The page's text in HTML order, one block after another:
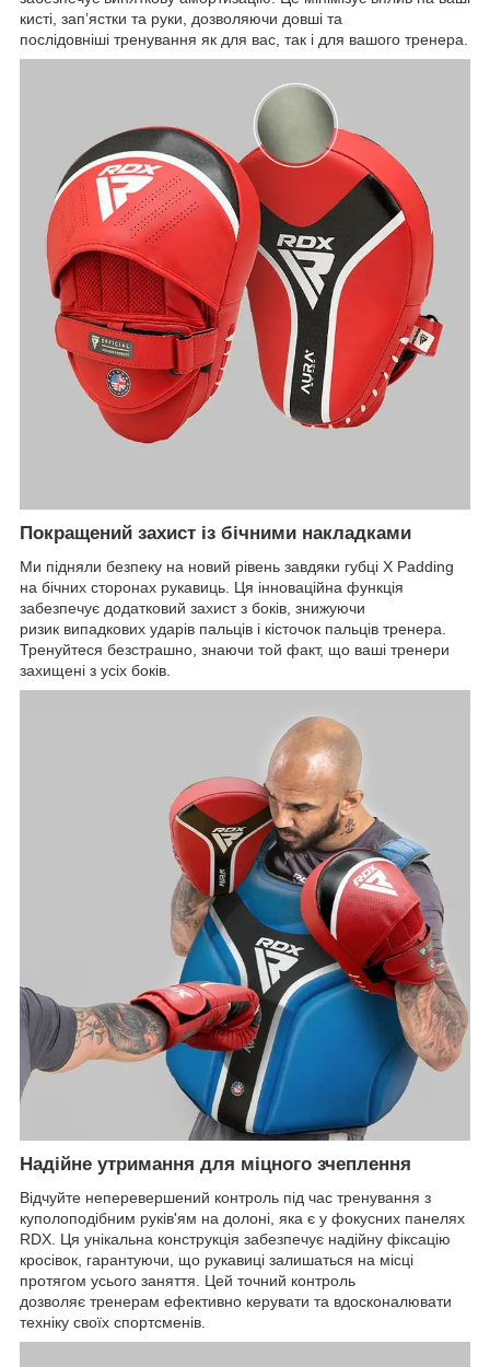
кисті, зап’ястки та руки, дозволяючи довші та
послідовніші тренування як для вас, так і для вашого тренера.
Покращений захист із бічними накладками
Ми підняли безпеку на новий рівень завдяки губці X Padding
на бічних сторонах рукавиць. Ця інноваційна функція
забезпечує додатковий захист з боків, знижуючи
ризик випадкових ударів пальців і кісточок пальців тренера.
Тренуйтеся безстрашно, знаючи той факт, що ваші тренери
захищені з усіх боків.
Надійне утримання для міцного зчеплення
Відчуйте неперевершений контроль під час тренування з
куполоподібним руків'ям на долоні, яка є у фокусних панелях
RDX. Ця унікальна конструкція забезпечує надійну фіксацію
кросівок, гарантуючи, що рукавиці залишаться на місці
протягом усього заняття. Цей точний контроль
дозволяє тренерам ефективно керувати та вдосконалювати
техніку своїх спортсменів.